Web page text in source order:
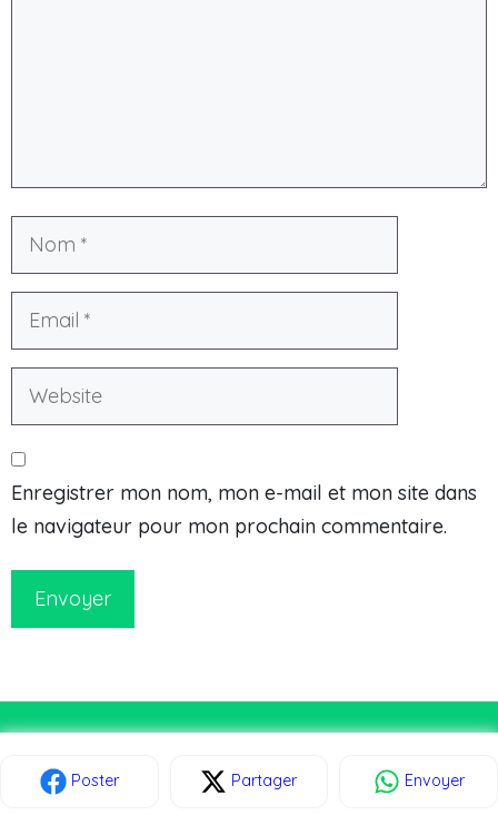
Poster Partager Envoyer
Enregistrer mon nom, mon e-mail et mon site dans
le navigateur pour mon prochain commentaire.
Envoyer
L’équipe & Édito
Mentions légales
Plan de site